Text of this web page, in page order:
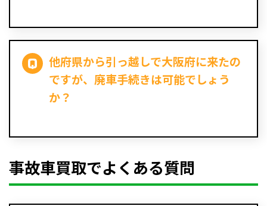
他府県から引っ越しで大阪府に来たの
ですが、廃車手続きは可能でしょう
か？
事故車買取でよくある質問